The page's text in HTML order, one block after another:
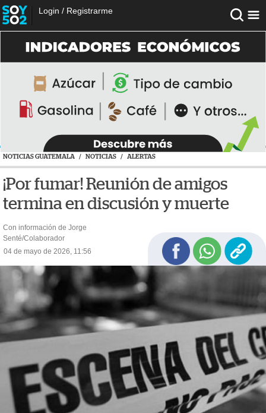
Login / Registrarme
NOTICIAS GUATEMALA / NOTICIAS / ALERTAS
¡Por fumar! Reunión de amigos
termina en discusión y muerte
Con información de Jorge
Senté/Colaborador
04 de mayo de 2026, 11:56